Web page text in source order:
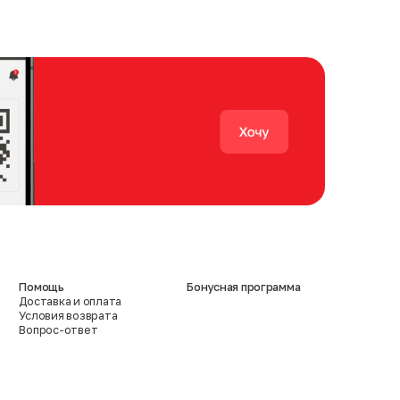
Помощь
Доставка и оплата
Условия возврата
Вопрос-ответ
Бонусная программа